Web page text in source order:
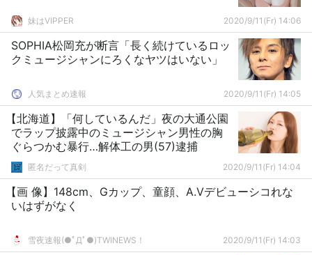
妹はVIPPER 2020/9/11(Fr) 14:06
SOPHIA松岡充が断言「長く続けているロッ
クミュージシャンにろくなヤツはいない」
人気まとめ速報 2020/9/11(Fr) 14:05
【北海道】「何しているんだ」夜の大通公園
でラップ披露中のミュージシャン男性の胸
ぐらつかむ暴行…解体工の男(57)逮捕
匿名だって真剣 2020/9/11(Fr) 14:04
【画 像】148cm、Gカップ、童顔、A.Vデビューシコれな
いはずがなく
雪夜速報(●ﾟДﾟ●)TWINEWS！ 2020/9/11(Fr) 14:03